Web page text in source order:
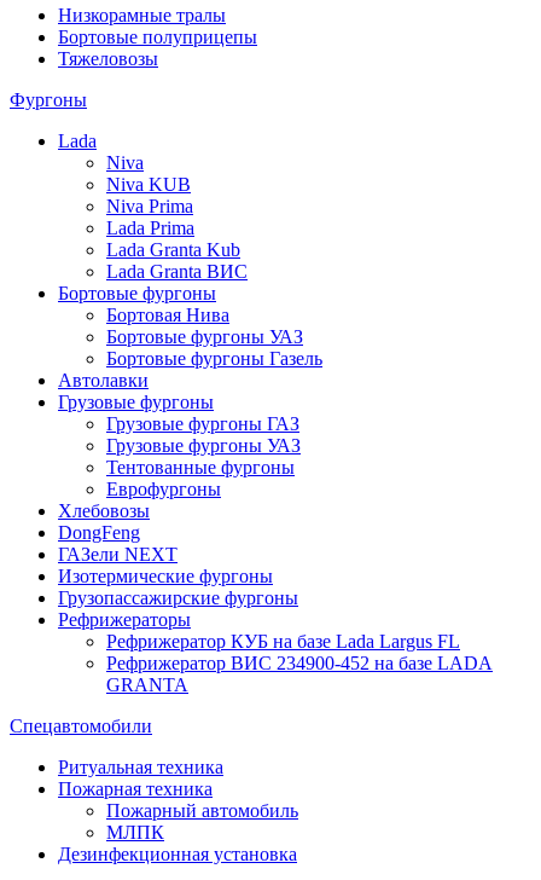
Низкорамные тралы
Бортовые полуприцепы
Тяжеловозы
Фургоны
Lada
Niva
Niva KUB
Niva Prima
Lada Prima
Lada Granta Kub
Lada Granta ВИС
Бортовые фургоны
Бортовая Нива
Бортовые фургоны УАЗ
Бортовые фургоны Газель
Автолавки
Грузовые фургоны
Грузовые фургоны ГАЗ
Грузовые фургоны УАЗ
Тентованные фургоны
Еврофургоны
Хлебовозы
DongFeng
ГАЗели NEXT
Изотермические фургоны
Грузопассажирские фургоны
Рефрижераторы
Рефрижератор КУБ на базе Lada Largus FL
Рефрижератор ВИС 234900-452 на базе LADA
GRANTA
Спецавтомобили
Ритуальная техника
Пожарная техника
Пожарный автомобиль
МЛПК
Дезинфекционная установка